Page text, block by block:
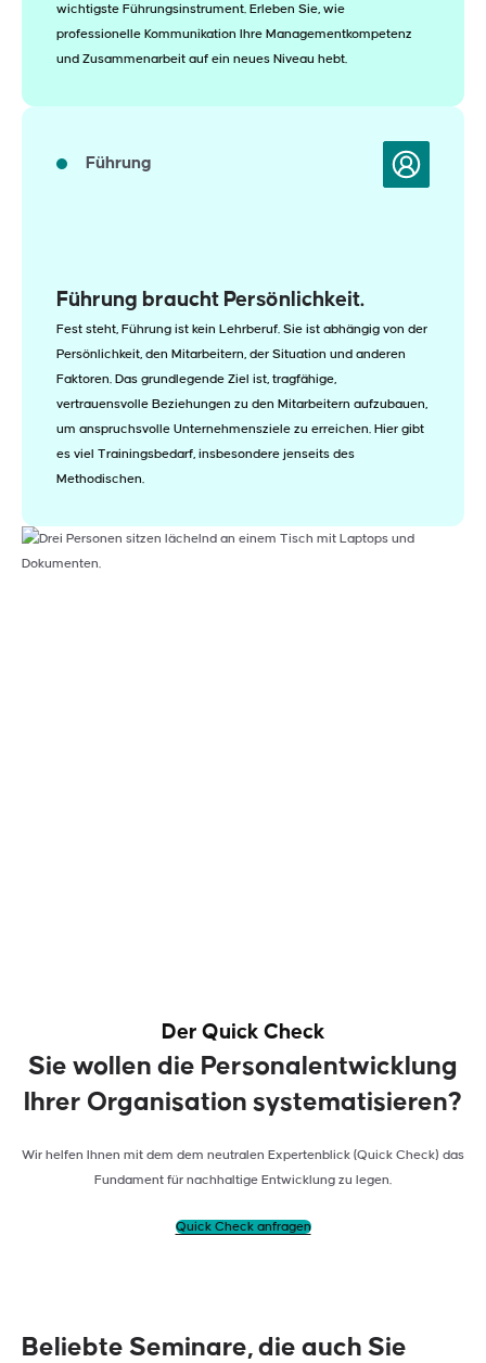
wichtigste Führungsinstrument. Erleben Sie, wie
professionelle Kommunikation Ihre Managementkompetenz
und Zusammenarbeit auf ein neues Niveau hebt.
Führung
Führung braucht Persönlichkeit.
Fest steht, Führung ist kein Lehrberuf. Sie ist abhängig von der
Persönlichkeit, den Mitarbeitern, der Situation und anderen
Faktoren. Das grundlegende Ziel ist, tragfähige,
vertrauensvolle Beziehungen zu den Mitarbeitern aufzubauen,
um anspruchsvolle Unternehmensziele zu erreichen. Hier gibt
es viel Trainingsbedarf, insbesondere jenseits des
Methodischen.
Der Quick Check
Sie wollen die Personalentwicklung
Ihrer Organisation systematisieren?
Wir helfen Ihnen mit dem dem neutralen Expertenblick (Quick Check) das
Fundament für nachhaltige Entwicklung zu legen.
Quick Check anfragen
Beliebte Seminare, die auch Sie